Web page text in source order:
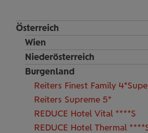
Österreich
Wien
Niederösterreich
Burgenland
Reiters Finest Family
Reiters Supreme 5*
REDUCE Hotel Vital ****S
REDUCE Hotel Thermal